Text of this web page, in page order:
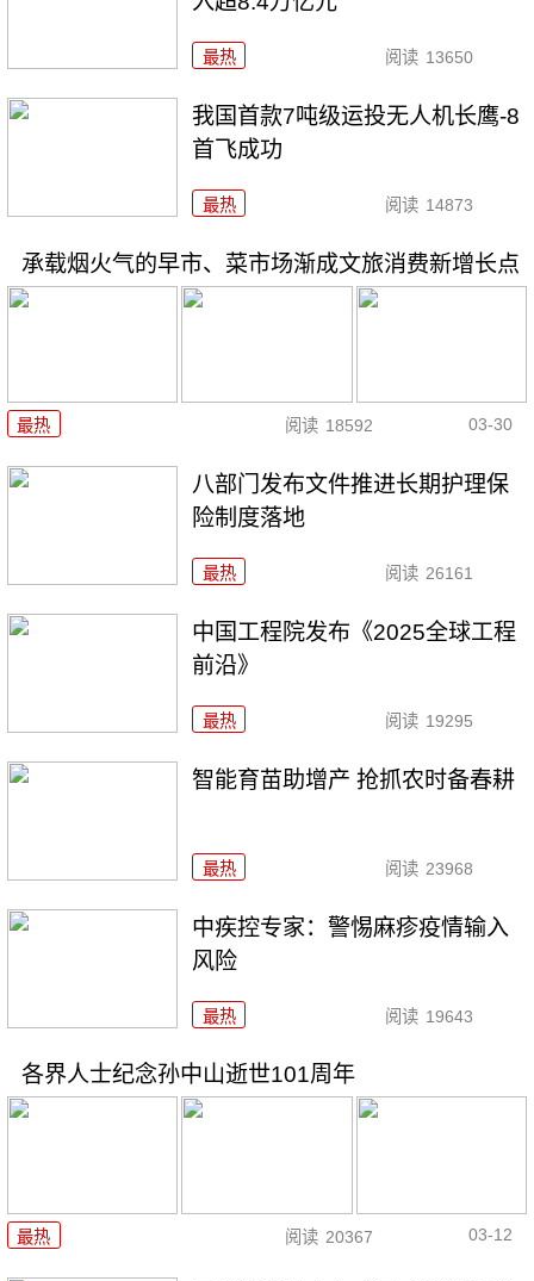
最热 阅读 13650
我国首款7吨级运投无人机长鹰-8
首飞成功
最热 阅读 14873
承载烟火气的早市、菜市场渐成文旅消费新增长点
最热 阅读 18592 03-30
八部门发布文件推进长期护理保
险制度落地
最热 阅读 26161
中国工程院发布《2025全球工程
前沿》
最热 阅读 19295
智能育苗助增产 抢抓农时备春耕
最热 阅读 23968
中疾控专家：警惕麻疹疫情输入
风险
最热 阅读 19643
各界人士纪念孙中山逝世101周年
最热 阅读 20367 03-12